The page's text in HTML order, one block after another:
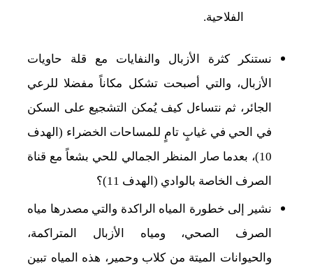
الفلاحية.
نستنكر كثرة الأزبال والنفايات مع قلة حاويات
الأزبال، والتي أصبحت تشكل مكاناً مفضلا للرعي
الجائر، ثم نتساءل كيف يُمكن التشجيع على السكن
في الحي في غيابٍ تامٍ للمساحات الخضراء (الهدف
10)، بعدما صار المنظر الجمالي للحي بشعاً مع قناة
الصرف الخاصة بالوادي (الهدف 11)؟
نشير إلى خطورة المياه الراكدة والتي مصدرها مياه
الصرف الصحي، ومياه الأزبال المتراكمة،
والحيوانات الميتة من كلاب وحمير، هذه المياه تبين